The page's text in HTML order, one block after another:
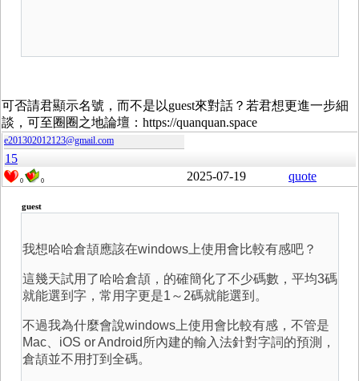
可否請君顯示名號，而不是以guest來對話？若君想更進一步細
談，可至圈圈之地論壇：https://quanquan.space
e201302012123@gmail.com
15
0 0 2025-07-19 quote
guest
我想哈哈倉頡應該在windows上使用會比較有感吧？
這幾天試用了哈哈倉頡，的確簡化了不少碼數，平均3碼
就能選到字，常用字更是1～2碼就能選到。
不過我為什麼會說windows上使用會比較有感，不管是
Mac、iOS or Android所內建的輸入法針對字詞的預測，
倉頡並不用打到全碼。